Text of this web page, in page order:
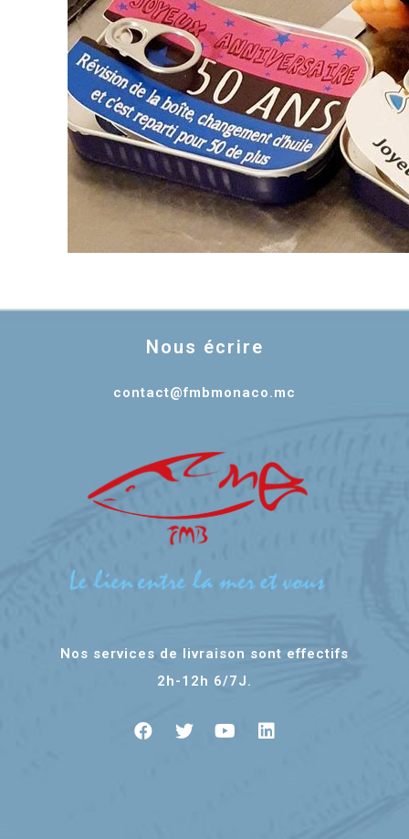
Nous écrire
contact@fmbmonaco.mc
Nos services de livraison sont effectifs
2h-12h 6/7J.